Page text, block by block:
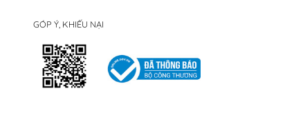
GÓP Ý, KHIẾU NẠI